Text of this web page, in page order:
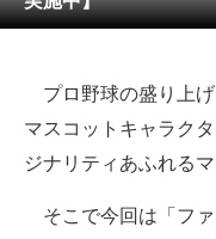
メディア
ITの今と未来を見通す
スマホと通信の最新ト
進化するPCとデバイス
プロ野球の盛り上
マスコットキャラク
ジナリティあふれる
そこで今回は「ファ